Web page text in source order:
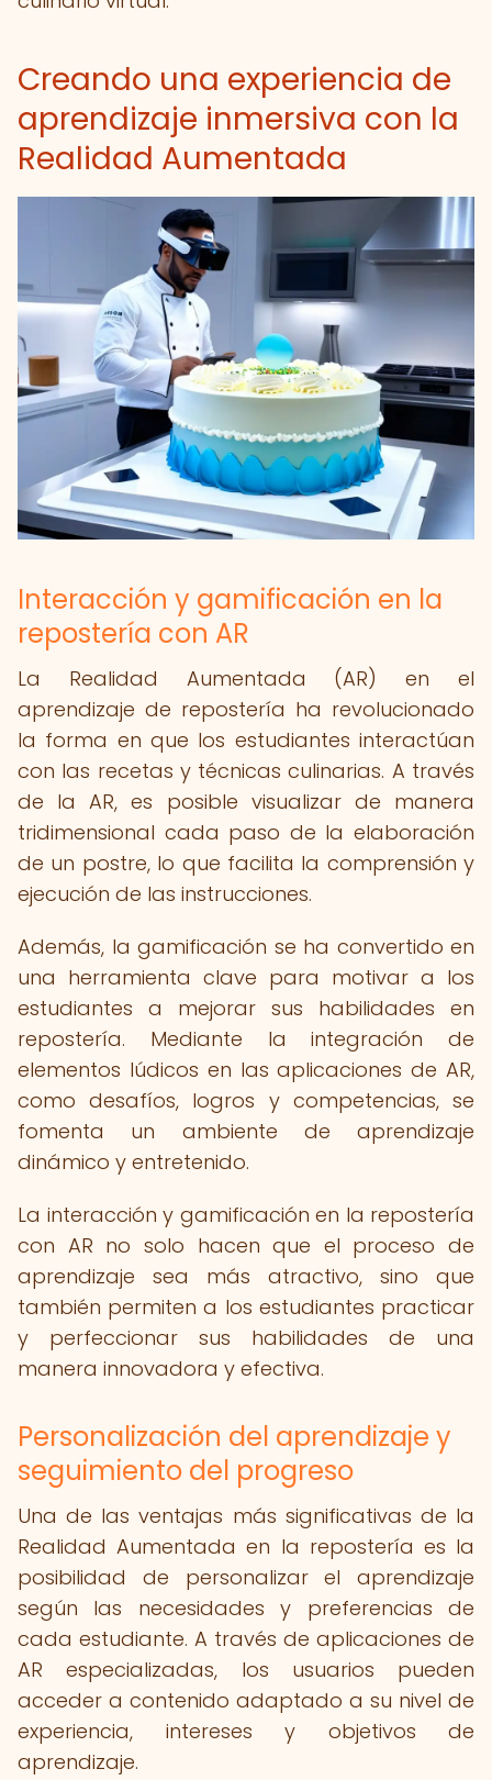
Creando una experiencia de
aprendizaje inmersiva con la
Realidad Aumentada
Interacción y gamificación en la
repostería con AR
La Realidad Aumentada (AR) en el
aprendizaje de repostería ha revolucionado
la forma en que los estudiantes interactúan
con las recetas y técnicas culinarias. A través
de la AR, es posible visualizar de manera
tridimensional cada paso de la elaboración
de un postre, lo que facilita la comprensión y
ejecución de las instrucciones.
Además, la gamificación se ha convertido en
una herramienta clave para motivar a los
estudiantes a mejorar sus habilidades en
repostería. Mediante la integración de
elementos lúdicos en las aplicaciones de AR,
como desafíos, logros y competencias, se
fomenta un ambiente de aprendizaje
dinámico y entretenido.
La interacción y gamificación en la repostería
con AR no solo hacen que el proceso de
aprendizaje sea más atractivo, sino que
también permiten a los estudiantes practicar
y perfeccionar sus habilidades de una
manera innovadora y efectiva.
Personalización del aprendizaje y
seguimiento del progreso
Una de las ventajas más significativas de la
Realidad Aumentada en la repostería es la
posibilidad de personalizar el aprendizaje
según las necesidades y preferencias de
cada estudiante. A través de aplicaciones de
AR especializadas, los usuarios pueden
acceder a contenido adaptado a su nivel de
experiencia, intereses y objetivos de
aprendizaje.